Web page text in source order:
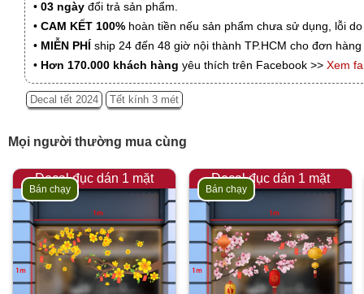
• 03 ngày đổi trả sản phẩm.
• CAM KẾT 100% hoàn tiền nếu sản phẩm chưa sử dụng, lỗi
• MIỄN PHÍ ship 24 đến 48 giờ nội thành TP.HCM cho đơn
• Hơn 170.000 khách hàng yêu thích trên Facebook >> Xem
Decal tết 2024 Tết kính 3 mét
Mọi người thường mua cùng
Decal đục dán 1 mặt
Bán chạy
Decal đục dán 1 mặt
Bán chạy